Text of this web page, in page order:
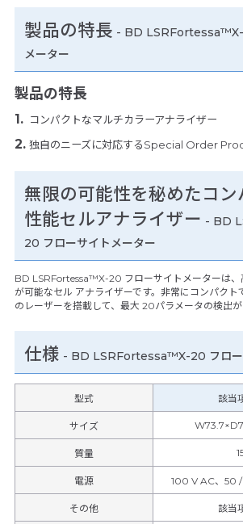
製品の特長 - BD LSRFortessa™X-
メーター
製品の特長
コンパクトなマルチカラーアナライザー
独自のニーズに対応するSpecial Order
無限の可能性を秘めたコン
性能セルアナライザー - BD
20 フローサイトメーター
BD LSRFortessa™X-20 フローサイトメーターは、
が可能なセル アナライザーです。非常にコンパクト
のレーザーを搭載して、最大 20パラメータの検出が
仕様 - BD LSRFortessa™X-20 フロー
型式 該当
サイズ
質量
電源 100 V AC、50
その他 該当